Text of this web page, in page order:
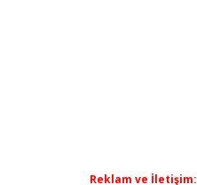
Reklam ve İletişim: